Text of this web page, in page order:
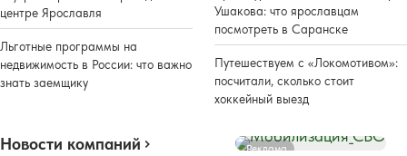
центре Ярославля
Льготные программы на
недвижимость в России: что важно
знать заемщику
Ушакова: что ярославцам
посмотреть в Саранске
Путешествуем с «Локомотивом»:
посчитали, сколько стоит
хоккейный выезд
Новости компаний Реклама